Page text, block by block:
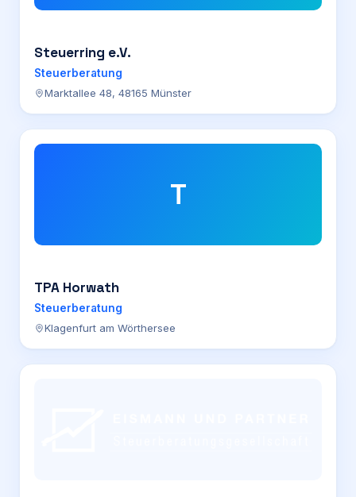
Steuerring e.V.
Steuerberatung
Marktallee 48, 48165 Münster
T
TPA Horwath
Steuerberatung
Klagenfurt am Wörthersee